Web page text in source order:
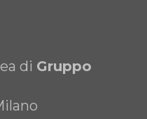
di Gruppo